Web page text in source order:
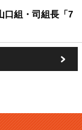
口組・司組長「7